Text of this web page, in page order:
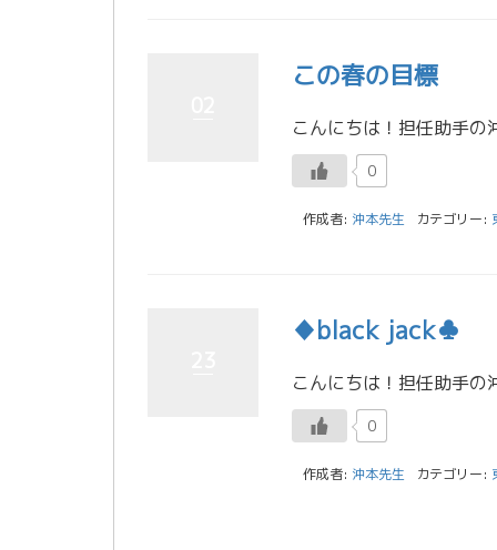
この春の目標
0
作成者: 沖本先生 カテゴリー:
♦black jack♣
0
作成者: 沖本先生 カテゴリー: